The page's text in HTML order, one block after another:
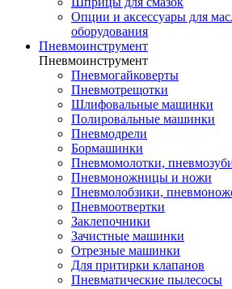
Опции и аксессуары для
оборудования
Пневмоинструмент
Пневмоинструмент
Пневмогайковерты
Пневмотрещотки
Шлифовальные машинки
Полировальные машинки
Пневмодрели
Бормашинки
Пневмомолотки,
Пневмоножницы и ножи
Пневмолобзики,
Пневмоотвертки
Заклепочники
Зачистные машинки
Отрезные машинки
Для притирки клапанов
Пневматические пылесосы